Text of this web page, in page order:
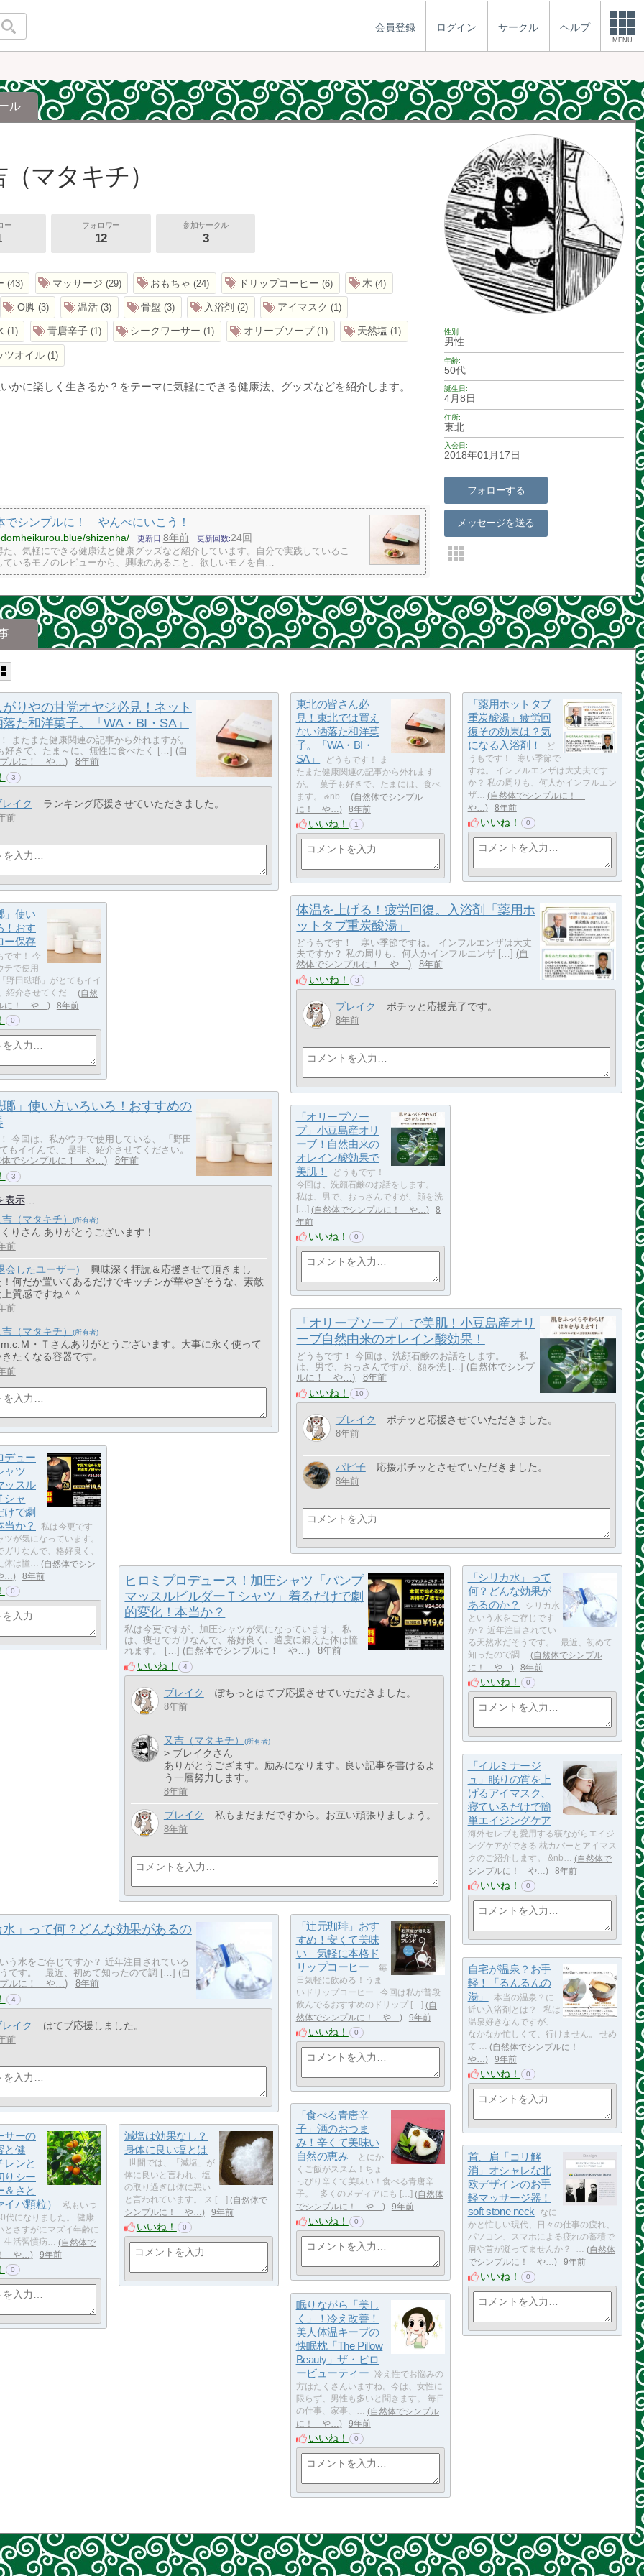
会員登録 ログイン サークル ヘルプ
MENU
ル
マタキチ）
ー フォロワー
12
参加サークル
3
性別
男性
年齢
50代
誕生日
4月8日
住所
東北
入会日
2018年01月17日
フォローする
メッセージを送る
43 マッサージ 29 おもちゃ 24 ドリップコーヒー 6 木 4
O脚 3 温活 3 骨盤 3 入浴剤 2 アイマスク 1
1 青唐辛子 1 シークワーサー 1 オリーブソープ 1 天然塩 1
ツオイル 1
かに楽しく生きるか？をテーマに気軽にできる健康法、グッズなどを紹介します。
でシンプルに！ やんべにいこう！
shizenha/ 更新日 8年前 更新回数 24回
た、気軽にできる健康法と健康グッズなど紹介しています。自分で実践しているこ
ているモノのレビューから、興味のあること、欲しいモノを自…
りやの甘党オヤジ必見！ネット
た和洋菓子。「WA・BI・SA」
またまた健康関連の記事から外れますが。
きで、たま～に、無性に食べたく […]
自
プルに！ や…
8年前
3
イク ランキング応援させていただきました。
前
東北の皆さん必
見！東北では買え
ない洒落た和洋菓
子。「WA・BI・
SA」
どうもです！ ま
たまた健康関連の記事から外れます
が。 菓子も好きで、たまには、食べ
ます。 &nb…
自然体でシンプル
に！ や…
8年前
いいね！ 1
「薬用ホットタブ
重炭酸湯」疲労回
復その効果は？気
になる入浴剤！
ど
うもです！ 寒い季節で
すね。 インフルエンザは大丈夫です
か？ 私の周りも、何人かインフルエン
ザ…
自然体でシンプルに！
や…
8年前
いいね！ 0
体温を上げる！疲労回復。入浴剤「薬用ホ
ットタブ重炭酸湯」
どうもです！ 寒い季節ですね。 インフルエンザは大丈
夫ですか？ 私の周りも、何人かインフルエンザ […]
自
然体でシンプルに！ や…
8年前
いいね！ 3
ブレイク ポチッと応援完了です。
8年前
」使い
！おす
ー保存
です！ 今
チで使用
野田琺瑯」がとてもイイ
紹介させてくだ…
自然
に！ や…
8年前
0
」使い方いろいろ！おすすめの
今回は、私がウチで使用している、 「野田
もイイんで、 是非、紹介させてください。
体でシンプルに！ や…
8年前
3
表示
（マタキチ）
りさん ありがとうございます！
前
会したユーザー)
興味深く拝読＆応援させて頂きまし
！何だか置いてあるだけでキッチンが華やぎそうな、素敵
質感ですね＾＾
前
（マタキチ）
Ｍ・Ｔさんありがとうございます。大事に永く使って
たくなる容器です。
前
「オリーブソー
プ」小豆島産オリ
ーブ！自然由来の
オレイン酸効果で
美肌！
どうもです！
今回は、洗顔石鹸のお話をします。
私は、男で、おっさんですが、顔を洗
[…]
自然体でシンプルに！ や…
8
年前
いいね！ 0
「オリーブソープ」で美肌！小豆島産オリ
ーブ自然由来のオレイン酸効果！
どうもです！ 今回は、洗顔石鹸のお話をします。 私
は、男で、おっさんですが、顔を洗 […]
自然体でシンプ
ルに！ や…
8年前
いいね！ 10
ブレイク ポチッと応援させていただきました。
8年前
パピ子 応援ポチッとさせていただきました。
8年前
デュー
ャツ
ッスル
シャ
けで劇
当か？
私は今更です
ツが気になっています。
ガリなんで、格好良く、
体は憧…
自然体でシン
…
8年前
0
ヒロミプロデュース！加圧シャツ「パンプ
マッスルビルダーＴシャツ」着るだけで劇
的変化！本当か？
私は今更ですが、加圧シャツが気になっています。 私
は、痩せでガリなんで、格好良く、適度に鍛えた体は憧
れます。 […]
自然体でシンプルに！ や… 8年前
いいね！ 4
ブレイク ぽちっとはてブ応援させていただきました。
8年前
又吉（マタキチ）
> ブレイクさん
ありがとうござます。励みになります。良い記事を書けるよ
う一層努力します。
8年前
ブレイク 私もまだまだですから。お互い頑張りましょう。
8年前
「シリカ水」って
何？どんな効果が
あるのか？
シリカ水
という水をご存じです
か？ 近年注目されてい
る天然水だそうです。 最近、初めて
知ったので調…
自然体でシンプル
に！ や…
8年前
いいね！ 0
」って何？どんな効果があるの
う水をご存じですか？ 近年注目されている
です。 最近、初めて知ったので調 […]
自
プルに！ や…
8年前
4
イク はてブ応援しました。
前
「イルミナージ
ュ」眠りの質を上
げるアイマスク、
寝ているだけで簡
単エイジングケア
海外セレブも愛用する寝ながらエイジ
ングケアができる 枕カバーとアイマス
クのご紹介します。 &nb…
自然体で
シンプルに！ や…
8年前
いいね！ 0
「辻元珈琲」おす
すめ！安くて美味
い 気軽に本格ド
リップコーヒー
毎
日気軽に飲める！うま
いドリップコーヒー 今回は私が普段
飲んでるおすすめのドリップ […]
自
然体でシンプルに！ や…
9年前
いいね！ 0
自宅が温泉？お手
軽！「るんるんの
湯」
本当の温泉？に
近い入浴剤とは？ 私は
温泉好きなんですが、
なかなか忙しくて、行けません。 せめ
て …
自然体でシンプルに！
や…
9年前
いいね！ 0
「食べる青唐辛
子」酒のおつま
み！辛くて美味い
自然の恵み
とにか
くご飯がススム！ちょ
っぴり辛くて美味い！食べる青唐辛
子。 多くのメディアにも […]
自然体
でシンプルに！ や…
9年前
いいね！ 0
サーの
と健
レンと
りシー
＆さと
バ顆粒）
私もいつ
代になりました。 健康
とさすがにマズイ年齢に
生活習慣病…
自然体で
や…
9年前
0
減塩は効果なし？
身体に良い塩とは
世間では、「減塩」が
体に良いと言われ、塩
の取り過ぎは体に悪い
と言われています。 ス […]
自然体で
シンプルに！ や…
9年前
いいね！ 0
首、肩「コリ解
消」オシャレな北
欧デザインのお手
軽マッサージ器！
soft stone neck
なに
かと忙しい現代、日々の仕事の疲れ、
パソコン、スマホによる疲れの蓄積で
肩や首が凝ってませんか？ …
自然体
でシンプルに！ や…
9年前
いいね！ 0
眠りながら「美し
く」！冷え改善！
美人体温キープの
快眠枕「The Pillow
Beauty」ザ・ピロ
ービューティー
冷え性でお悩みの
方はたくさんいますね。今は、女性に
限らず、男性も多いと聞きます。 毎日
の仕事、家事、…
自然体でシンプル
に！ や…
9年前
いいね！ 0